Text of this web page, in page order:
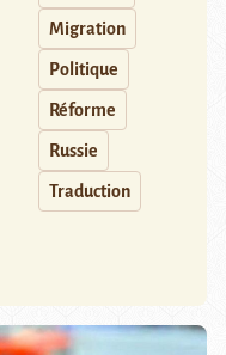
Migration
Politique
Réforme
Russie
Traduction